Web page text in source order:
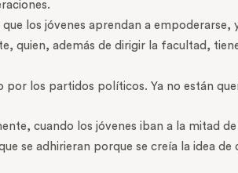
los jóvenes aprendan a
quien, además de dirigir la facultad,
por los partidos políticos. Ya no están
cuando los jóvenes iban a la mitad
se adhirieran porque se creía la idea de